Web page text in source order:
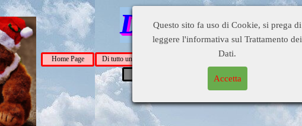
Di tutto un pò
Home Page Di tutto un pò Gente
Collegamenti
Questo sito fa uso di Cookie, si prega di
leggere l'informativa sul Trattamento dei
Dati.
Accetta